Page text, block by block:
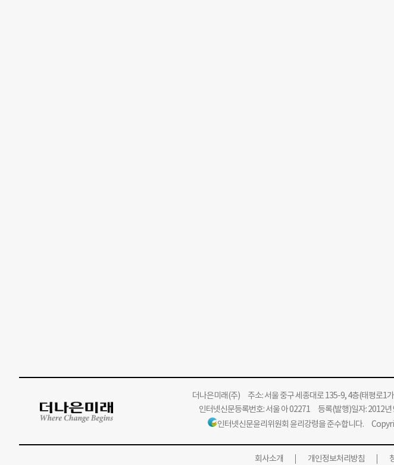
더나은미래(주)주소: 서울 중구 세종대로 135-9, 4층(태평로
인터넷신문등록번호: 서울 아 02271 등록(발행)일자: 2012
인터넷신문윤리위원회 윤리강령을 준수합니다.
회사소개 개인정보처리방침